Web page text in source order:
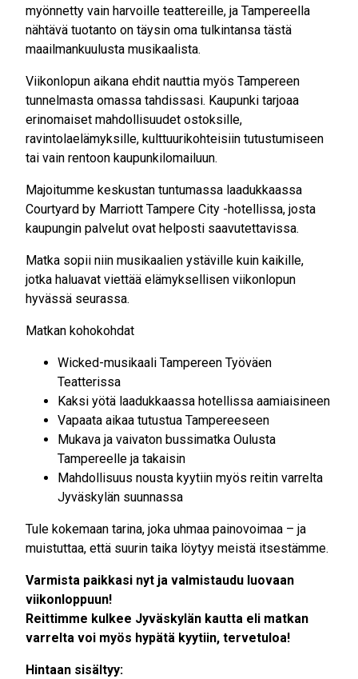
myönnetty vain harvoille teattereille, ja Tampereella
nähtävä tuotanto on täysin oma tulkintansa tästä
maailmankuulusta musikaalista.
Viikonlopun aikana ehdit nauttia myös Tampereen
tunnelmasta omassa tahdissasi. Kaupunki tarjoaa
erinomaiset mahdollisuudet ostoksille,
ravintolaelämyksille, kulttuurikohteisiin tutustumiseen
tai vain rentoon kaupunkilomailuun.
Majoitumme keskustan tuntumassa laadukkaassa
Courtyard by Marriott Tampere City -hotellissa, josta
kaupungin palvelut ovat helposti saavutettavissa.
Matka sopii niin musikaalien ystäville kuin kaikille,
jotka haluavat viettää elämyksellisen viikonlopun
hyvässä seurassa.
Matkan kohokohdat
Wicked-musikaali Tampereen Työväen
Teatterissa
Kaksi yötä laadukkaassa hotellissa aamiaisineen
Vapaata aikaa tutustua Tampereeseen
Mukava ja vaivaton bussimatka Oulusta
Tampereelle ja takaisin
Mahdollisuus nousta kyytiin myös reitin varrelta
Jyväskylän suunnassa
Tule kokemaan tarina, joka uhmaa painovoimaa – ja
muistuttaa, että suurin taika löytyy meistä itsestämme.
Varmista paikkasi nyt ja valmistaudu luovaan
viikonloppuun!
Reittimme kulkee Jyväskylän kautta eli matkan
varrelta voi myös hypätä kyytiin, tervetuloa!
Hintaan sisältyy: